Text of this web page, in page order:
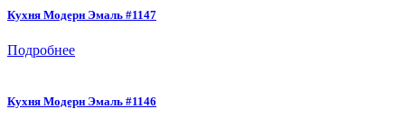
Кухня Модерн Эмаль #1147
Подробнее
Кухня Модерн Эмаль #1146